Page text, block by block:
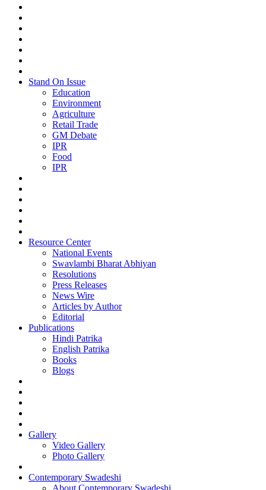
Stand On Issue
Education
Environment
Agriculture
Retail Trade
GM Debate
IPR
Food
IPR
Resource Center
National Events
Swavlambi Bharat Abhiyan
Resolutions
Press Releases
News Wire
Articles by Author
Editorial
Publications
Hindi Patrika
English Patrika
Books
Blogs
Gallery
Video Gallery
Photo Gallery
Contemporary Swadeshi
About Contemporary Swadeshi